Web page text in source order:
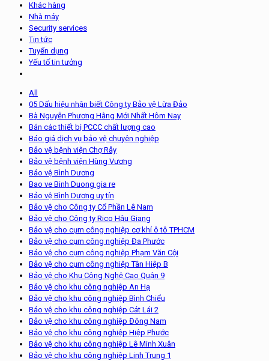
Khác hàng
Nhà máy
Security services
Tin tức
Tuyển dụng
Yếu tố tin tưởng
All
05 Dấu hiệu nhận biết Công ty Bảo vệ Lừa Đảo
Bà Nguyễn Phương Hằng Mới Nhất Hôm Nay
Bán các thiết bị PCCC chất lượng cao
Báo giá dịch vụ bảo vệ chuyên nghiệp
Bảo vệ bệnh viện Chợ Rẫy
Bảo vệ bệnh viện Hùng Vương
Bảo vệ Bình Dương
Bao ve Binh Duong gia re
Bảo vệ Bình Dương uy tín
Bảo vệ cho Công ty Cổ Phần Lê Nam
Bảo vệ cho Công ty Rico Hậu Giang
Bảo vệ cho cụm công nghiệp cơ khí ô tô TPHCM
Bảo vệ cho cụm công nghiệp Đa Phước
Bảo vệ cho cụm công nghiệp Phạm Văn Cội
Bảo vệ cho cụm công nghiệp Tân Hiệp B
Bảo vệ cho Khu Công Nghệ Cao Quận 9
Bảo vệ cho khu công nghiệp An Hạ
Bảo vệ cho khu công nghiệp Bình Chiểu
Bảo vệ cho khu công nghiệp Cát Lái 2
Bảo vệ cho khu công nghiệp Đông Nam
Bảo vệ cho khu công nghiệp Hiệp Phước
Bảo vệ cho khu công nghiệp Lê Minh Xuân
Bảo vệ cho khu công nghiệp Linh Trung 1